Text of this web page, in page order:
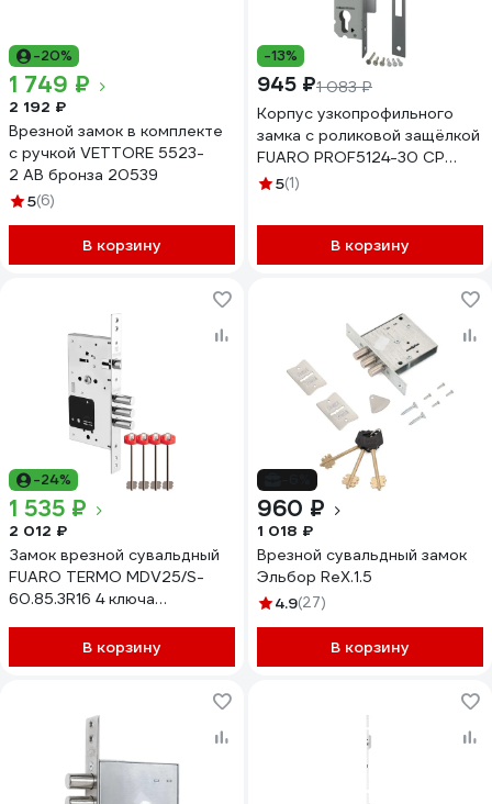
-20%
1 749 ₽
2 192 ₽
Врезной замок в комплекте
с ручкой VETTORE 5523-
2 AB бронза 20539
5(6)
В корзину
-13%
945 ₽1 083 ₽
Корпус узкопрофильного
замка с роликовой защёлкой
FUARO PROF5124-30 CP
хром 26443
5(1)
В корзину
-24%
1 535 ₽
2 012 ₽
Замок врезной сувальдный
FUARO TERMO MDV25/S-
60.85.3R16 4 ключа
В корзину
960 ₽
1 018 ₽
Врезной сувальдный замок
Эльбор RеХ.1.5
4.9(27)
В корзину